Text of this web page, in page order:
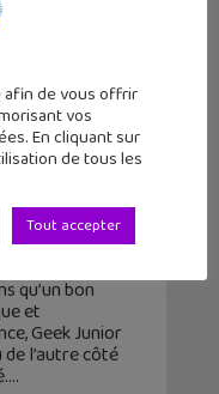
la post-
qu’un bon
et
Geek Junior
l’autre côté
afin de vous offrir
vos
En cliquant sur
de tous les
Tout accepter